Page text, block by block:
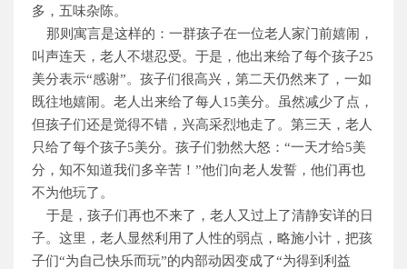
多，五味杂陈。
那则寓言是这样的：一群孩子在一位老人家门前嬉闹，
叫声连天，老人不堪忍受。于是，他出来给了每个孩子25
美分表示“感谢”。孩子们很高兴，第二天仍然来了，一如
既往地嬉闹。老人出来给了每人15美分。虽然减少了点，
但孩子们还是觉得不错，兴高采烈地走了。第三天，老人
只给了每个孩子5美分。孩子们勃然大怒：“一天才给5美
分，知不知道我们多辛苦！”他们向老人发誓，他们再也
不为他玩了。
于是，孩子们再也不来了，老人又过上了清静安详的日
子。这里，老人显然利用了人性的弱点，略施小计，把孩
子们“为自己快乐而玩”的内部动因变成了“为得到利益